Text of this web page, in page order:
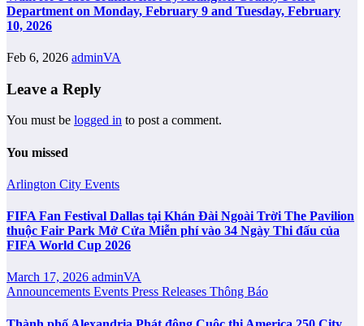
Department on Monday, February 9 and Tuesday, February
10, 2026
Feb 6, 2026 adminVA
Leave a Reply
You must be logged in to post a comment.
You missed
Arlington City Events
FIFA Fan Festival Dallas tại Khán Đài Ngoài Trời The Pavilion
thuộc Fair Park Mở Cửa Miễn phí vào 34 Ngày Thi đấu của
FIFA World Cup 2026
March 17, 2026 adminVA
Announcements Events Press Releases Thông Báo